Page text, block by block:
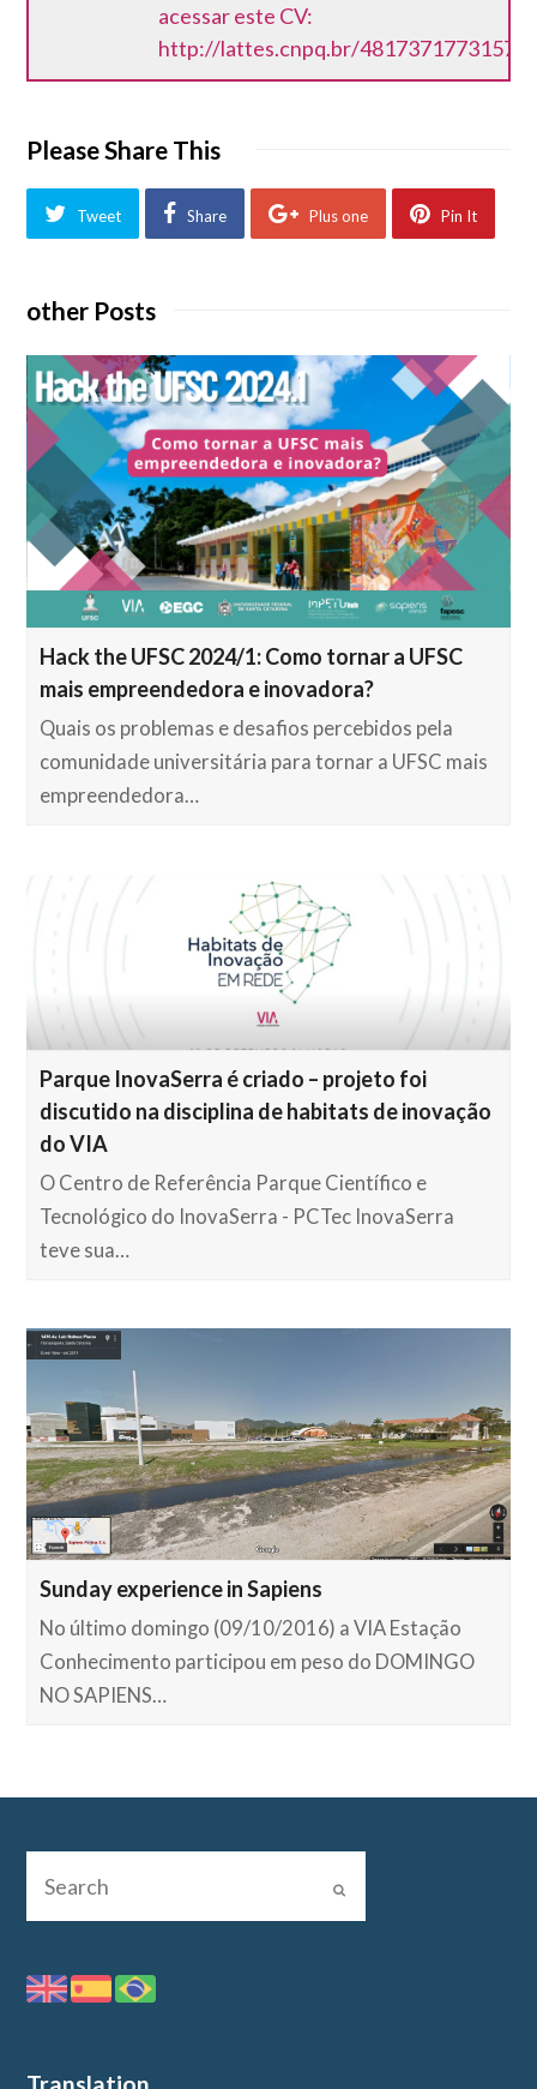
acessar este CV:
http://lattes.cnpq.br/
Please Share This
Tweet Share Plus one Pin It
other Posts
Hack the UFSC 2024/1: Como tornar a UFSC
mais empreendedora e inovadora?
Quais os problemas e desafios percebidos pela
comunidade universitária para tornar a UFSC mais
empreendedora…
Parque InovaSerra é criado – projeto foi
discutido na disciplina de habitats de inovação
do VIA
O Centro de Referência Parque Científico e
Tecnológico do InovaSerra - PCTec InovaSerra
teve sua…
Sunday experience in Sapiens
No último domingo (09/10/2016) a VIA Estação
Conhecimento participou em peso do DOMINGO
NO SAPIENS…
Translation